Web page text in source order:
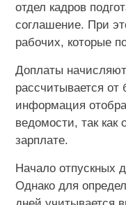
отдел кадров
соглашение. При
рабочих, которые
Доплаты
рассчитывается от
информация
ведомости, так
зарплате.
Начало отпускных
Однако для